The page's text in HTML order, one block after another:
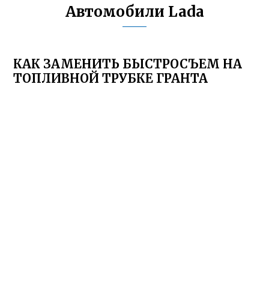
Автомобили Lada
КАК ЗАМЕНИТЬ БЫСТРОСЪЕМ НА
ТОПЛИВНОЙ ТРУБКЕ ГРАНТА